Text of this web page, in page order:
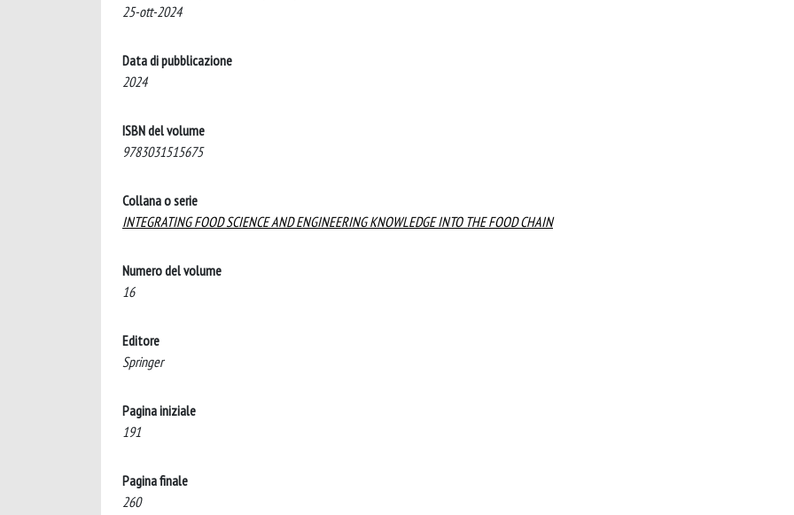
25-ott-2024
Data di pubblicazione
2024
ISBN del volume
9783031515675
Collana o serie
INTEGRATING FOOD SCIENCE AND ENGINEERING KNOWLEDGE INTO THE FOOD CHAIN
Numero del volume
16
Editore
Springer
Pagina iniziale
191
Pagina finale
260